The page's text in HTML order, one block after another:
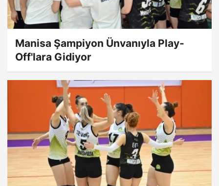
Manisa Şampiyon Ünvanıyla Play-
Off'lara Gidiyor